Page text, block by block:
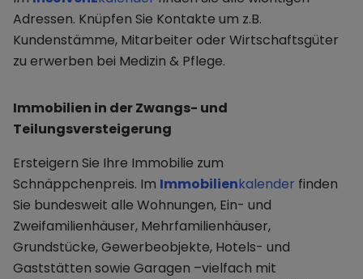
Adressen. Knüpfen Sie Kontakte um z.B.
Kundenstämme, Mitarbeiter oder Wirtschaftsgüter
zu erwerben bei Medizin & Pflege.
Immobilien in der Zwangs- und
Teilungsversteigerung
Ersteigern Sie Ihre Immobilie zum
Schnäppchenpreis. Im Immobilienkalender finden
Sie bundesweit alle Wohnungen, Ein- und
Zweifamilienhäuser, Mehrfamilienhäuser,
Grundstücke, Gewerbeobjekte, Hotels- und
Gaststätten sowie Garagen –vielfach mit